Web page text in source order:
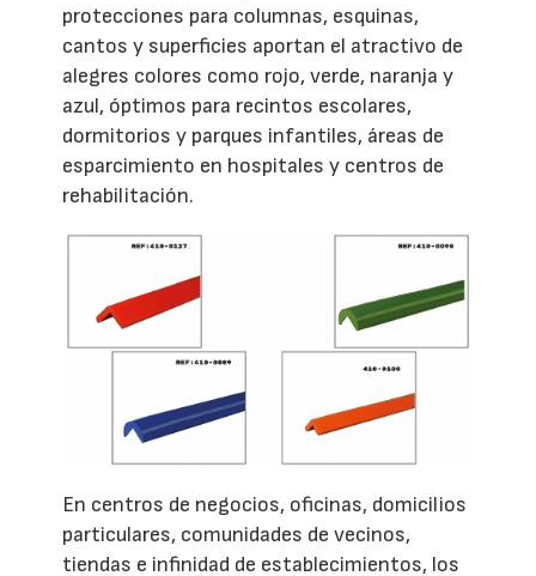
protecciones para columnas, esquinas,
cantos y superficies aportan el atractivo de
alegres colores como rojo, verde, naranja y
azul, óptimos para recintos escolares,
dormitorios y parques infantiles, áreas de
esparcimiento en hospitales y centros de
rehabilitación.
En centros de negocios, oficinas, domicilios
particulares, comunidades de vecinos,
tiendas e infinidad de establecimientos, los